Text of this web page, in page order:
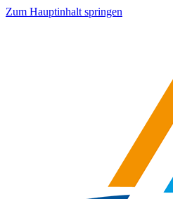
Zum Hauptinhalt springen